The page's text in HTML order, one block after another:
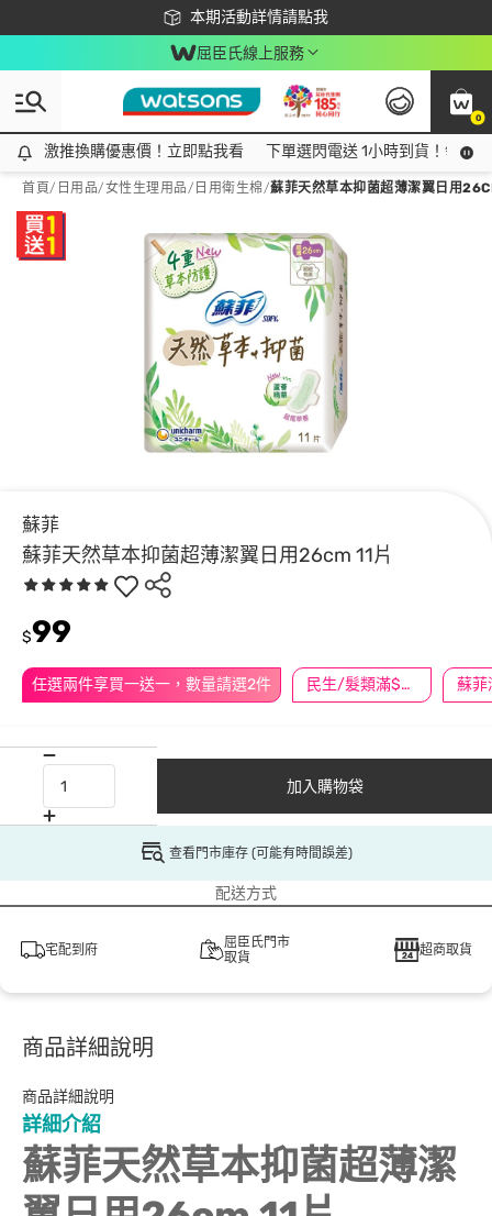
本期活動詳情請點我
下載app最高回饋$350
屈臣氏線上服務
0
激推換購優惠價！立即點我看
激推換購優惠價！立即點我看 下單選閃電送 1小時到貨！領神
首頁/ 日用品/女性生理用品/ 日用衛生棉/蘇菲天然草本抑菌超薄潔翼日用
蘇菲
蘇菲天然草本抑菌超薄潔翼日用26cm 11片
任選兩件享買一送一，數量請選2件 民生/髮類滿$388送舒潔冰巾
$99
加入購物袋
查看門市庫存 (可能有時間誤差)
配送方式
宅配到府
屈臣氏門市
取貨
超商取貨
商品詳細說明
商品詳細說明
詳細介紹
蘇菲天然草本抑菌超薄潔